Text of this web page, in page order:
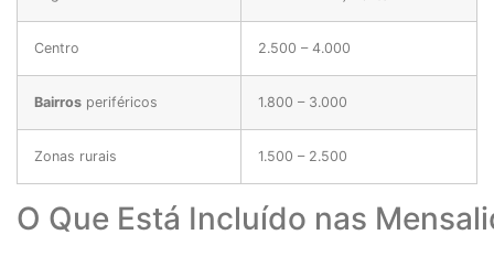
Centro 2.500 – 4.000
Bairros periféricos 1.800 – 3.000
Zonas rurais 1.500 – 2.500
O Que Está Incluído nas